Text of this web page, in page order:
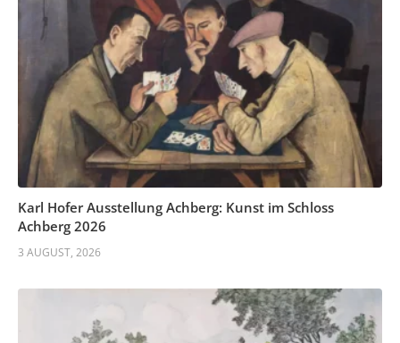
Karl Hofer Ausstellung Achberg: Kunst im Schloss
Achberg 2026
3 AUGUST, 2026